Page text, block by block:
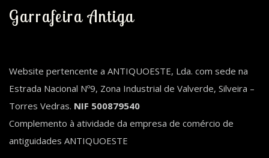
Garrafeira Antiga
Website pertencente a ANTIQUOESTE, Lda. com sede na
Estrada Nacional Nº9, Zona Industrial de Valverde, Silveira –
Torres Vedras. NIF 500879540
Complemento à atividade da empresa de comércio de
antiguidades ANTIQUOESTE